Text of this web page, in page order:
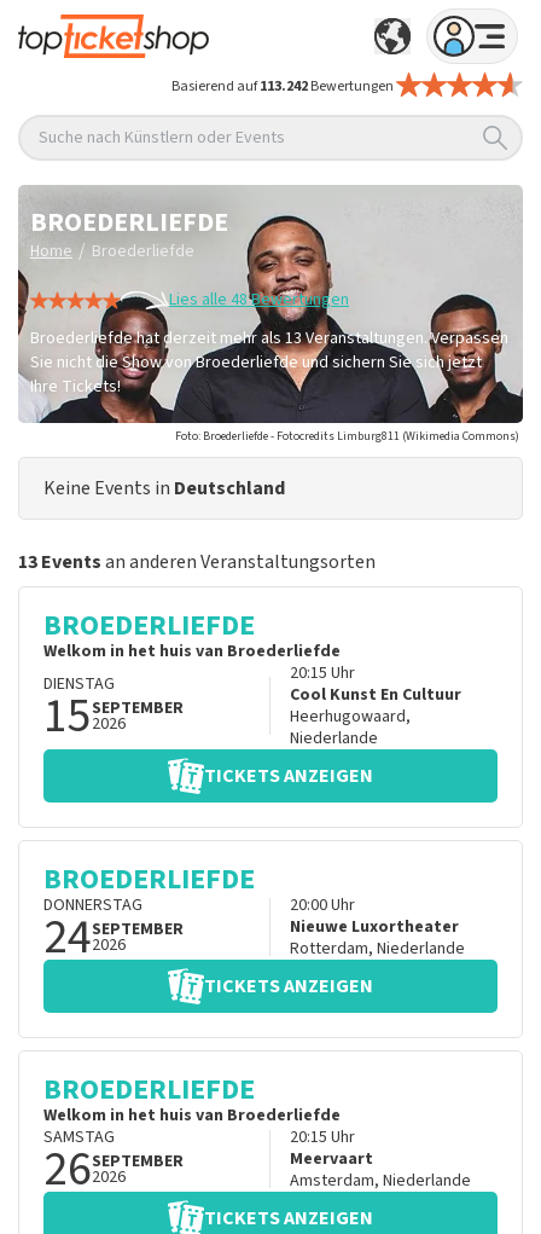
Basierend auf113.242Bewertungen
Suche nach Künstlern oder Events
BROEDERLIEFDE
Home / Broederliefde
Lies alle 48 Bewertungen
Broederliefde hat derzeit mehr als 13 Veranstaltungen. Verpassen
Sie nicht die Show von Broederliefde und sichern Sie sich jetzt
Ihre Tickets!
Foto: Broederliefde - Fotocredits Limburg811 (Wikimedia Commons)
Keine Events in Deutschland
13 Eventsan anderen Veranstaltungsorten
BROEDERLIEFDE
Welkom in het huis van Broederliefde
DIENSTAG
15SEPTEMBER
2026
20:15 Uhr
Cool Kunst En Cultuur
Heerhugowaard,
Niederlande
TICKETS ANZEIGEN
BROEDERLIEFDE
DONNERSTAG
24SEPTEMBER
2026
20:00Uhr
Nieuwe Luxortheater
Rotterdam, Niederlande
TICKETS ANZEIGEN
BROEDERLIEFDE
Welkom in het huis van Broederliefde
SAMSTAG
26SEPTEMBER
2026
20:15 Uhr
Meervaart
Amsterdam, Niederlande
TICKETS ANZEIGEN